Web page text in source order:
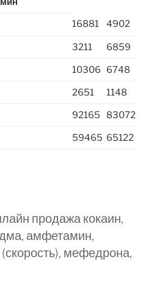
16881 4902
3211 6859
10306 6748
2651 1148
92165 83072
59465 65122
продажа кокаин,
амфетамин,
(скорость), мефедрона,